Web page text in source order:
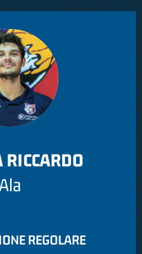
RICCARDO
Ala
REGOLARE